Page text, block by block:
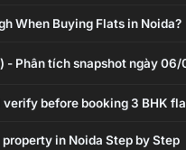
When Buying Flats in Noida?
- Phân tích snapshot ngày
verify before booking 3 BHK
in Noida Step by Step